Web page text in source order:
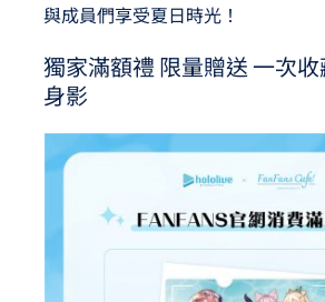
與成員們享受夏日時光！
獨家滿額禮 限量贈送 一次
身影